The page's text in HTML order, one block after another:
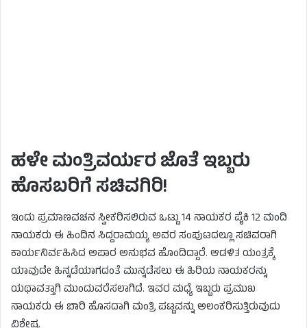
ಹಳೇ ಮಂತ್ರಿವರ್ಯರ ಜೊತೆ ಇಬ್ಬರು
ಹೊಸಬರಿಗೆ ಸಚಿವಗಿರಿ!
ಇಂದು ಪ್ರಮಾಣವಚನ ಸ್ವೀಕರಿಸಲಿರುವ ಒಟ್ಟು 14 ನಾಯಕರ ಪೈಕಿ 12 ಮಂದಿ
ನಾಯಕರು ಈ ಹಿಂದಿನ ಸಿದ್ದರಾಮಯ್ಯ ಅವರ ಸಂಪುಟದಲ್ಲೂ ಸಚಿವರಾಗಿ
ಕಾರ್ಯನಿರ್ವಹಿಸಿದ ಅಪಾರ ಅನುಭವ ಹೊಂದಿದ್ದಾರೆ. ಆಡಳಿತ ಯಂತ್ರಕ್ಕೆ
ಯಾವುದೇ ಹಿನ್ನಡೆಯಾಗದಂತೆ ಮುನ್ನಡೆಸಲು ಈ ಹಿರಿಯ ನಾಯಕರನ್ನು
ಯಥಾವತ್ತಾಗಿ ಮುಂದುವರೆಸಲಾಗಿದೆ. ಇವರ ಮಧ್ಯೆ ಇಬ್ಬರು ಪ್ರಮುಖ
ನಾಯಕರು ಈ ಬಾರಿ ಹೊಸದಾಗಿ ಮಂತ್ರಿ ಪಟ್ಟವನ್ನು ಅಲಂಕರಿಸುತ್ತಿರುವುದು